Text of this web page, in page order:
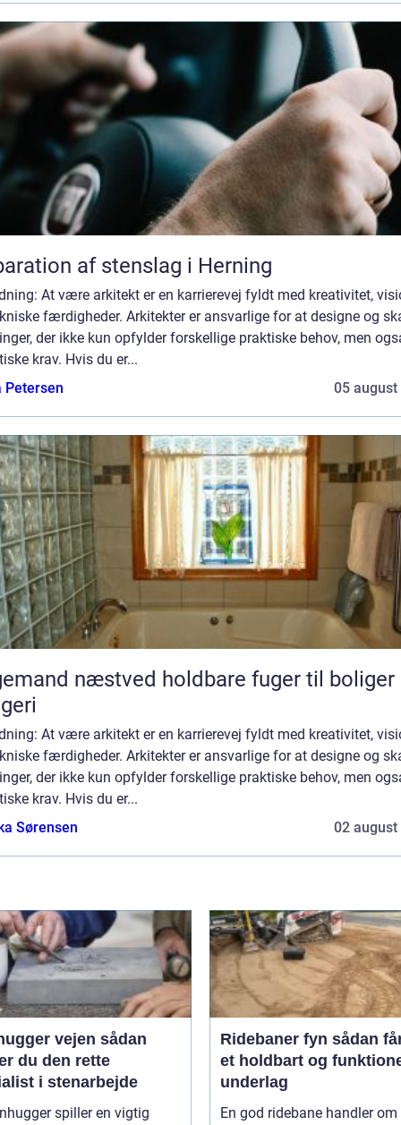
af stenslag i Herning
At være arkitekt er en karrierevej fyldt med kreativitet,
færdigheder. Arkitekter er ansvarlige for at designe og
der ikke kun opfylder forskellige praktiske behov, men
krav. Hvis du er...
Petersen
05 august
næstved holdbare fuger til boliger og
At være arkitekt er en karrierevej fyldt med kreativitet,
færdigheder. Arkitekter er ansvarlige for at designe og
der ikke kun opfylder forskellige praktiske behov, men
krav. Hvis du er...
Sørensen
02 august
vejen sådan
du den rette
i stenarbejde
spiller en vigtig
Ridebaner fyn sådan får du
et holdbart og
underlag
En god ridebane handler